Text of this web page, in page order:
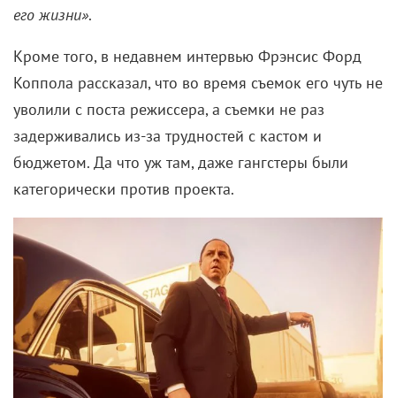
его жизни».
Кроме того, в недавнем интервью Фрэнсис Форд
Коппола рассказал, что во время съемок его чуть не
уволили с поста режиссера, а съемки не раз
задерживались из-за трудностей с кастом и
бюджетом. Да что уж там, даже гангстеры были
категорически против проекта.